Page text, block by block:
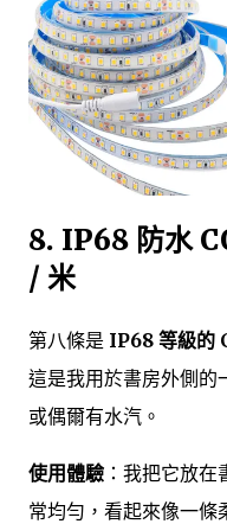
8. IP68 防水
/ 米
第八條是 IP68 等級的
這是我用於書房外側的
或偶爾有水汽。
使用體驗 ：我把它放
常均勻，看起來像一